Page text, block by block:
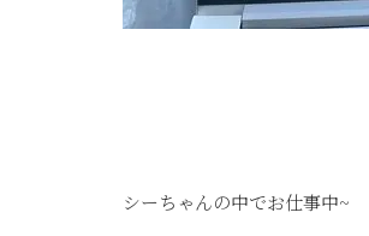
シーちゃんの中でお仕事中~